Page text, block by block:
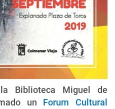
Biblioteca Miguel de
un Forum Cultural